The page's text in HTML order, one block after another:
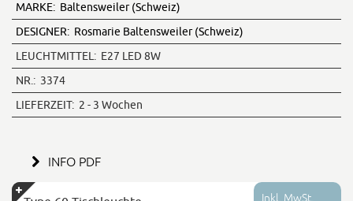
MARKE: Baltensweiler (Schweiz)
DESIGNER: Rosmarie Baltensweiler (Schweiz)
LEUCHTMITTEL: E27 LED 8W
NR.: 3374
LIEFERZEIT: 2 - 3 Wochen
INFO PDF
Inkl. MwSt.